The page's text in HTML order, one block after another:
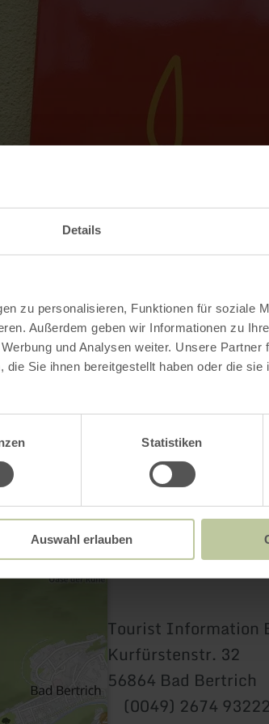
Details
zu personalisieren, Funktionen für soziale
Außerdem geben wir Informationen zu
und Analysen weiter. Unsere Partner
Sie ihnen bereitgestellt haben oder die sie
Statistiken
Auswahl erlauben
Kontakt
Tourist Information
Kurfürstenstr. 32
56864 Bad Bertrich
(0049) 2674